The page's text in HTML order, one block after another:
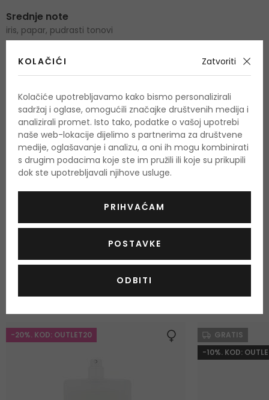
Srednje note
iris, papar, pudrasti tonovi
Bazne note
pačuli, vetiver, hrastova mahovina, korijen irisa, drvo kašmira
O proizvodu
OPIS
Perles De Laliqueje predstavljen na tržište 2006. godine.
Perles De Lalique je jednostavan, zanimljiv miris, sastoji se od
perunike, papra i zemljanog pačulija.
OCJENA (3) OSTALE INFORMACIJE
Najprodavaniji proizvodi
-20%. KOD: OUTLET20
GRATIS
-10%. KOD:
KOLAČIĆI Zatvoriti
Kolačiće upotrebljavamo kako bismo personalizirali
sadržaj i oglase, omogućili značajke društvenih medija i
analizirali promet. Isto tako, podatke o vašoj upotrebi
naše web-lokacije dijelimo s partnerima za društvene
medije, oglašavanje i analizu, a oni ih mogu kombinirati
s drugim podacima koje ste im pružili ili koje su prikupili
dok ste upotrebljavali njihove usluge.
PRIHVAĆAM
POSTAVKE
ODBITI